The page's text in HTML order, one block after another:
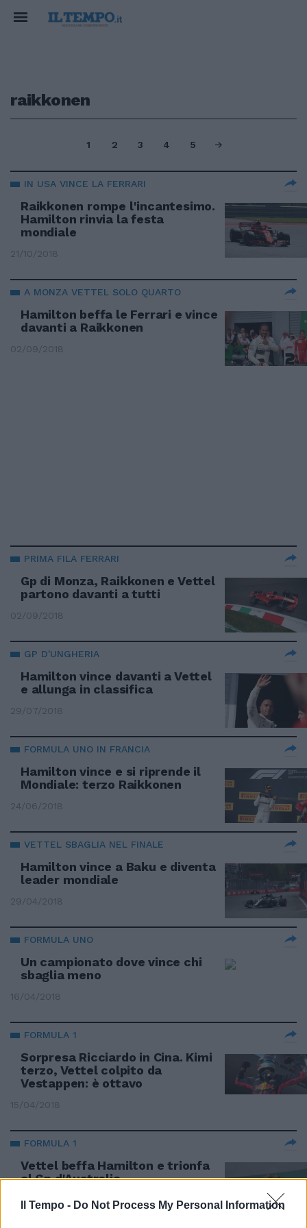
Il Tempo - Do Not Process My Personal Information
raikkonen
1 2 3 4 5
IN USA VINCE LA FERRARI
Raikkonen rompe l'incantesimo.
Hamilton rinvia la festa
mondiale
21/10/2018
A MONZA VETTEL SOLO QUARTO
Hamilton beffa le Ferrari e vince
davanti a Raikkonen
02/09/2018
PRIMA FILA FERRARI
Gp di Monza, Raikkonen e Vettel
partono davanti a tutti
02/09/2018
GP D'UNGHERIA
Hamilton vince davanti a Vettel
e allunga in classifica
29/07/2018
FORMULA UNO IN FRANCIA
Hamilton vince e si riprende il
Mondiale: terzo Raikkonen
24/06/2018
VETTEL SBAGLIA NEL FINALE
Hamilton vince a Baku e diventa
leader mondiale
29/04/2018
FORMULA UNO
Un campionato dove vince chi
sbaglia meno
16/04/2018
FORMULA 1
Sorpresa Ricciardo in Cina. Kimi
terzo, Vettel colpito da
Vestappen: è ottavo
15/04/2018
FORMULA 1
Vettel beffa Hamilton e trionfa
al Gp d'Australia
25/03/2018